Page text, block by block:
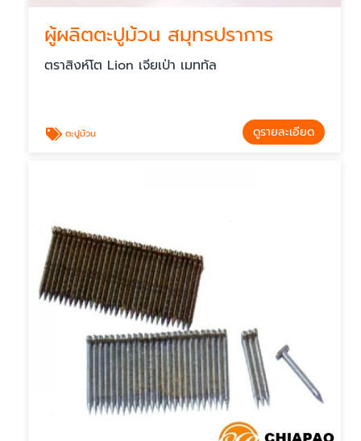
ผู้ผลิตตะปูม้วน สมุทรปราการ
ตราสิงห์โต Lion เจียเป่า เมททัล
ตะปูม้วน ดูรายละเอียด